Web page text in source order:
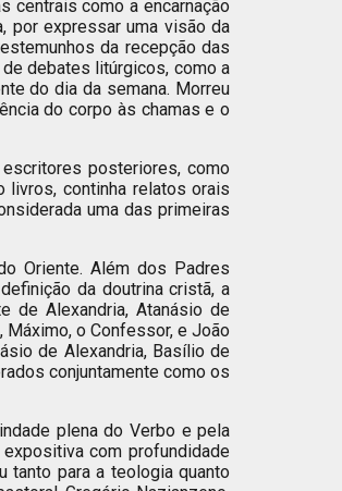
centrais como a encarnação
por expressar uma visão da
da recepção das
debates litúrgicos, como a
do dia da semana. Morreu
do corpo às chamas e o
posteriores, como
livros, continha relatos orais
uma das primeiras
Oriente. Além dos Padres
da doutrina cristã, a
de Alexandria, Atanásio de
o Confessor, e João
de Alexandria, Basílio de
conjuntamente como os
plena do Verbo e pela
com profundidade
tanto para a teologia quanto